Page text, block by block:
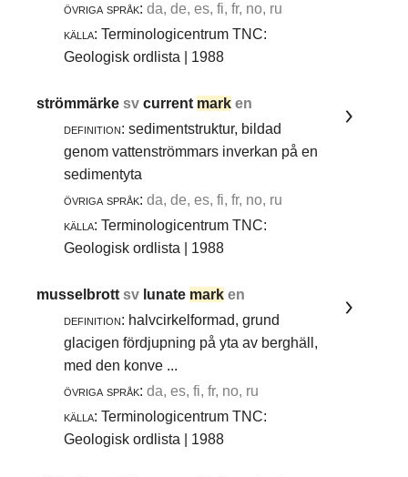
övriga språk: da, de, es, fi, fr, no, ru
källa: Terminologicentrum TNC:
Geologisk ordlista | 1988
strömmärkesvcurrent mark en
definition: sedimentstruktur, bildad
genom vattenströmmars inverkan på en
sedimentyta
övriga språk: da, de, es, fi, fr, no, ru
källa: Terminologicentrum TNC:
Geologisk ordlista | 1988
musselbrottsv lunate mark en
definition: halvcirkelformad, grund
glacigen fördjupning på yta av berghäll,
med den konve ...
övriga språk: da, es, fi, fr, no, ru
källa: Terminologicentrum TNC:
Geologisk ordlista | 1988